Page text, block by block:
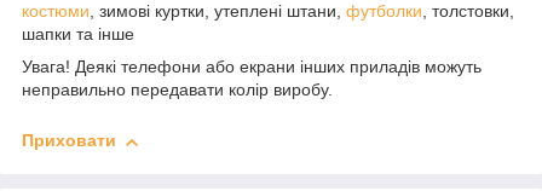
костюми, зимові куртки, утеплені штани, футболки, толстовки,
шапки та інше
Увага! Деякі телефони або екрани інших приладів можуть
неправильно передавати колір виробу.
Приховати